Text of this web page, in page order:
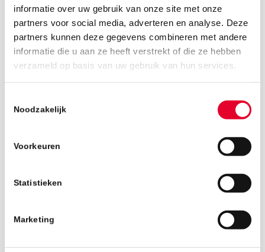
informatie over uw gebruik van onze site met onze
partners voor social media, adverteren en analyse. Deze
partners kunnen deze gegevens combineren met andere
informatie die u aan ze heeft verstrekt of die ze hebben
verzameld op basis van uw gebruik van hun services.
Noodzakelijk
Voorkeuren
Statistieken
Marketing
3 september 2018